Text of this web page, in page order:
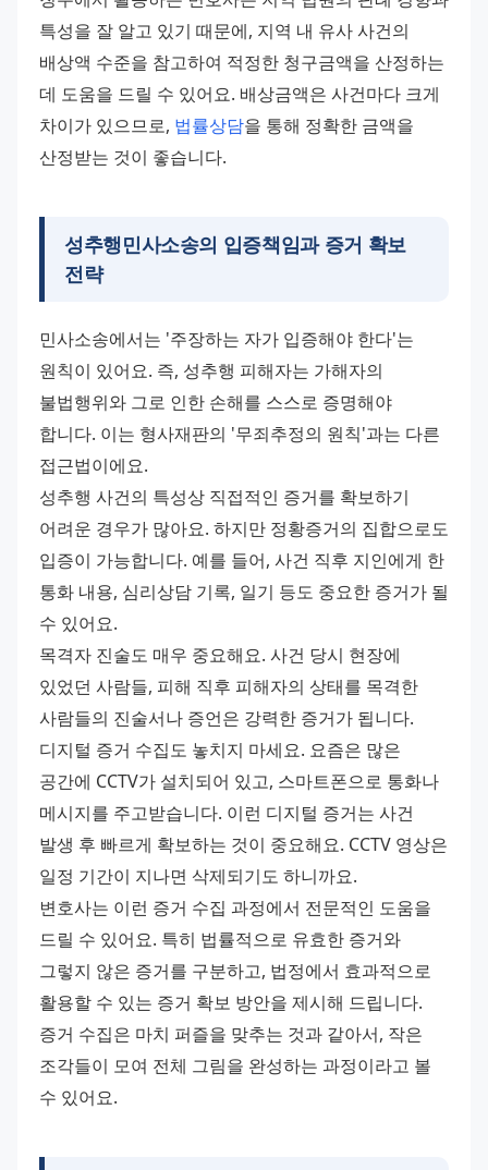
특성을 잘 알고 있기 때문에, 지역 내 유사 사건의
배상액 수준을 참고하여 적정한 청구금액을 산정하는
데 도움을 드릴 수 있어요. 배상금액은 사건마다 크게
차이가 있으므로, 법률상담을 통해 정확한 금액을
산정받는 것이 좋습니다.
성추행민사소송의 입증책임과 증거 확보
전략
민사소송에서는 '주장하는 자가 입증해야 한다'는
원칙이 있어요. 즉, 성추행 피해자는 가해자의
불법행위와 그로 인한 손해를 스스로 증명해야
합니다. 이는 형사재판의 '무죄추정의 원칙'과는 다른
접근법이에요.
성추행 사건의 특성상 직접적인 증거를 확보하기
어려운 경우가 많아요. 하지만 정황증거의 집합으로도
입증이 가능합니다. 예를 들어, 사건 직후 지인에게 한
통화 내용, 심리상담 기록, 일기 등도 중요한 증거가 될
수 있어요.
목격자 진술도 매우 중요해요. 사건 당시 현장에
있었던 사람들, 피해 직후 피해자의 상태를 목격한
사람들의 진술서나 증언은 강력한 증거가 됩니다.
디지털 증거 수집도 놓치지 마세요. 요즘은 많은
공간에 CCTV가 설치되어 있고, 스마트폰으로 통화나
메시지를 주고받습니다. 이런 디지털 증거는 사건
발생 후 빠르게 확보하는 것이 중요해요. CCTV 영상은
일정 기간이 지나면 삭제되기도 하니까요.
변호사는 이런 증거 수집 과정에서 전문적인 도움을
드릴 수 있어요. 특히 법률적으로 유효한 증거와
그렇지 않은 증거를 구분하고, 법정에서 효과적으로
활용할 수 있는 증거 확보 방안을 제시해 드립니다.
증거 수집은 마치 퍼즐을 맞추는 것과 같아서, 작은
조각들이 모여 전체 그림을 완성하는 과정이라고 볼
수 있어요.